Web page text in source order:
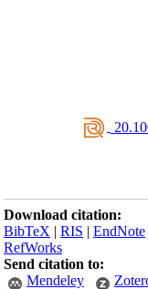
Download citation:
BibTeX |RIS |
RefWorks
Send citation to:
Mendeley